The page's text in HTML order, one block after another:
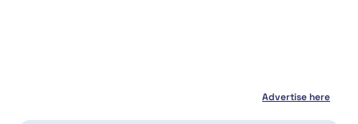
Advertise here